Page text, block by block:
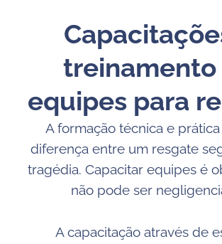
treinamento
equipes para
A formação técnica e
diferença entre um resgate
tragédia. Capacitar equipes é
não pode ser
A capacitação através de